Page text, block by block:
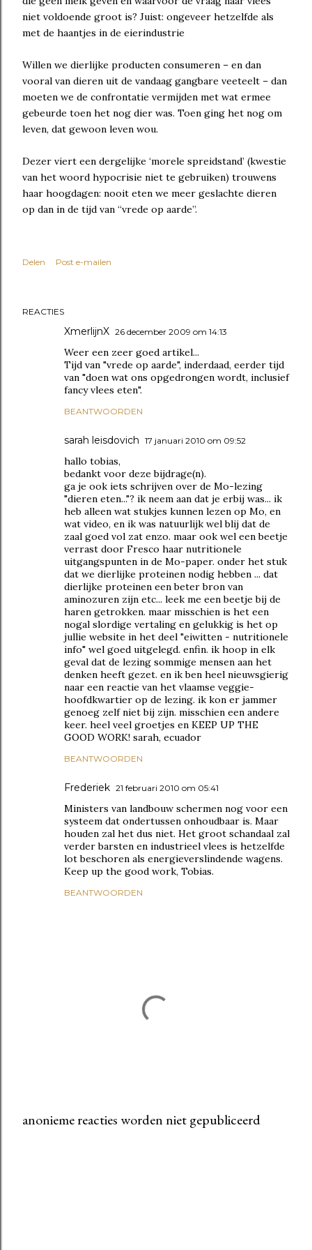
niet voldoende groot is? Juist: ongeveer hetzelfde als
met de haantjes in de eierindustrie
Willen we dierlijke producten consumeren – en dan
vooral van dieren uit de vandaag gangbare veeteelt – dan
moeten we de confrontatie vermijden met wat ermee
gebeurde toen het nog dier was. Toen ging het nog om
leven, dat gewoon leven wou.
Dezer viert een dergelijke ‘morele spreidstand’ (kwestie
van het woord hypocrisie niet te gebruiken) trouwens
haar hoogdagen: nooit eten we meer geslachte dieren
op dan in de tijd van “vrede op aarde”.
Delen Post e-mailen
REACTIES
XmerlijnX 26 december 2009 om 14:13
Weer een zeer goed artikel...
Tijd van "vrede op aarde", inderdaad, eerder tijd
van "doen wat ons opgedrongen wordt, inclusief
fancy vlees eten".
BEANTWOORDEN
sarah leisdovich 17 januari 2010 om 09:52
hallo tobias,
bedankt voor deze bijdrage(n).
ga je ook iets schrijven over de Mo-lezing
"dieren eten..."? ik neem aan dat je erbij was... ik
heb alleen wat stukjes kunnen lezen op Mo, en
wat video, en ik was natuurlijk wel blij dat de
zaal goed vol zat enzo. maar ook wel een beetje
verrast door Fresco haar nutritionele
uitgangspunten in de Mo-paper. onder het stuk
dat we dierlijke proteinen nodig hebben ... dat
dierlijke proteinen een beter bron van
aminozuren zijn etc... leek me een beetje bij de
haren getrokken. maar misschien is het een
nogal slordige vertaling en gelukkig is het op
jullie website in het deel "eiwitten - nutritionele
info" wel goed uitgelegd. enfin. ik hoop in elk
geval dat de lezing sommige mensen aan het
denken heeft gezet. en ik ben heel nieuwsgierig
naar een reactie van het vlaamse veggie-
hoofdkwartier op de lezing. ik kon er jammer
genoeg zelf niet bij zijn. misschien een andere
keer. heel veel groetjes en KEEP UP THE
GOOD WORK! sarah, ecuador
BEANTWOORDEN
Frederiek 21 februari 2010 om 05:41
Ministers van landbouw schermen nog voor een
systeem dat ondertussen onhoudbaar is. Maar
houden zal het dus niet. Het groot schandaal zal
verder barsten en industrieel vlees is hetzelfde
lot beschoren als energieverslindende wagens.
Keep up the good work, Tobias.
BEANTWOORDEN
anonieme reacties worden niet gepubliceerd